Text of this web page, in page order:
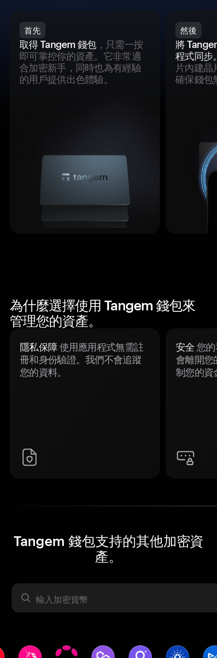
首先
取得 Tangem 錢包，只需一按
即可掌控你的資產。它非常適
合加密新手，同時也為有經驗
的用戶提供出色體驗。
然後
將
程式同步
片內建晶
確保錢包
為什麼選擇使用 Tangem 錢包來
管理您的資產。
隱私保障使用應用程式無需註
冊和身份驗證。我們不會追蹤
您的資料。
安全 您
會離開您
制您的資
Tangem 錢包支持的其他加密資
產。
資產